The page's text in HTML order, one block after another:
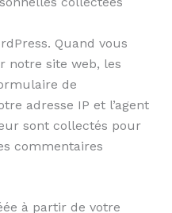
Quand vous
notre site web, les
de
adresse IP et l’agent
sont collectés pour
commentaires
à partir de votre